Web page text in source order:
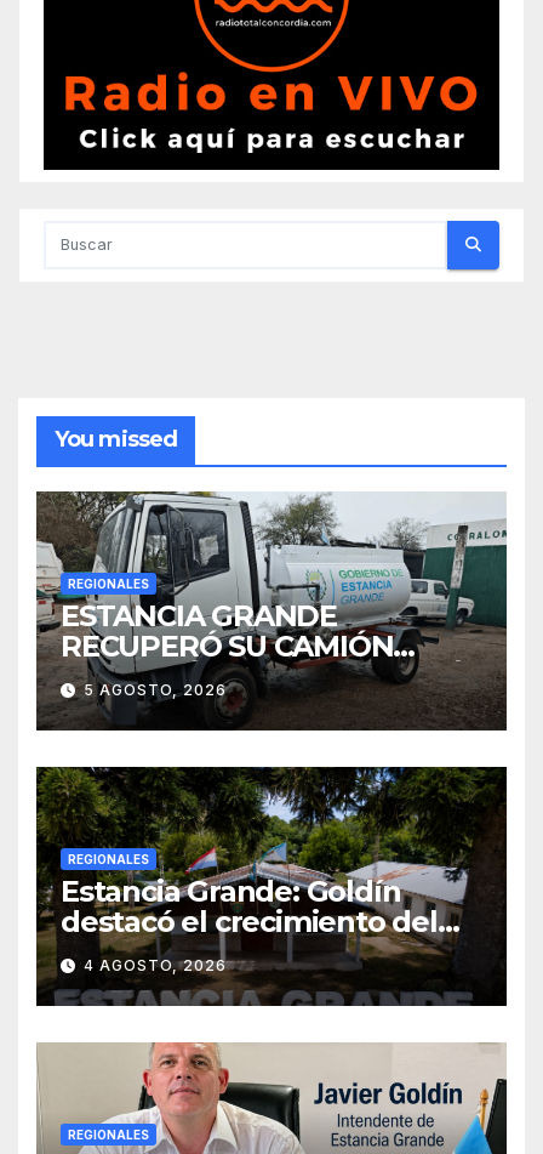
You missed
REGIONALES
ESTANCIA GRANDE
RECUPERÓ SU CAMIÓN
ATMOSFÉRICO Y MEJORARÁ
EL SERVICIO DE
SANEAMIENTO PARA LOS
VECINOS
5 AGOSTO, 2026
REGIONALES
Estancia Grande: Goldín
destacó el crecimiento del
municipio, anunció nuevas
obras y defendió su gestión
frente a las críticas
4 AGOSTO, 2026
REGIONALES